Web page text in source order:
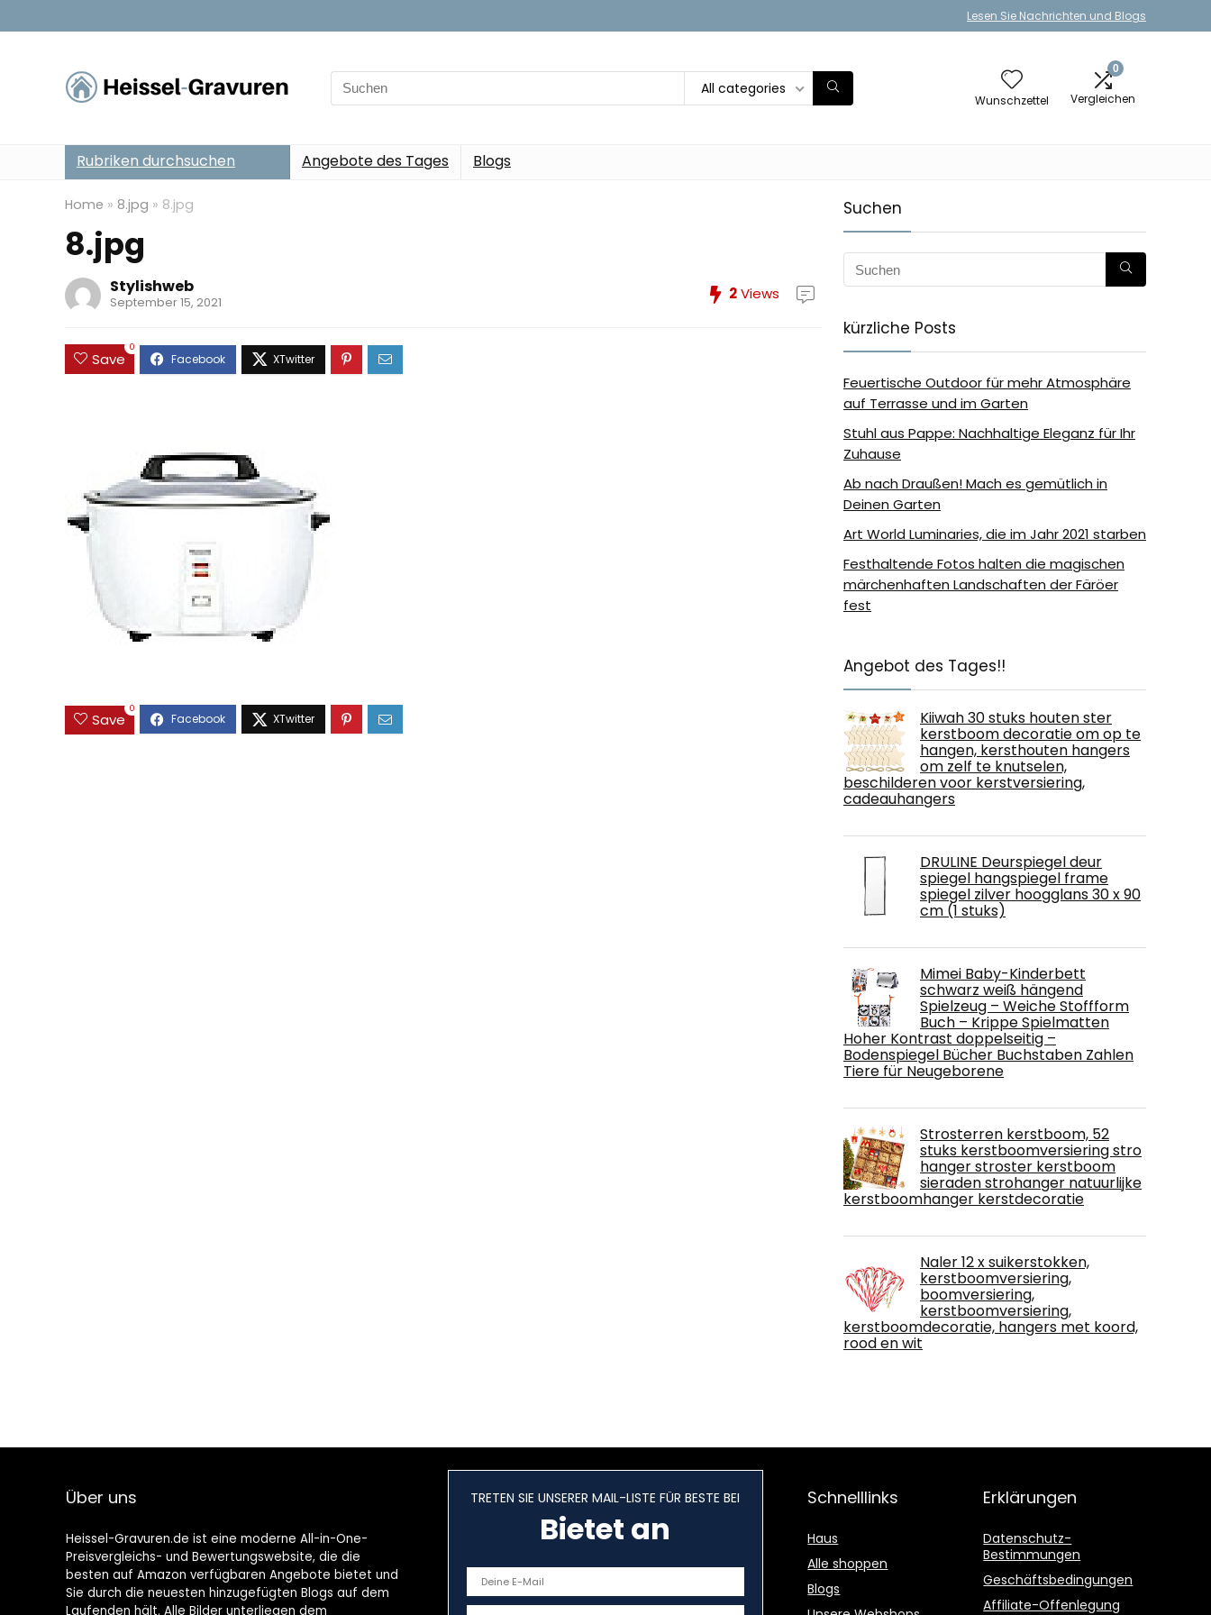
Lesen Sie Nachrichten und Blogs
Search
for:
All categories
Wunschzettel
0
Vergleichen
Rubriken durchsuchen Angebote des Tages Blogs
Home » 8.jpg » 8.jpg
8.jpg
Stylishweb
September 15, 2021 2Views
Save
0
Save
0
Suchen
kürzliche Posts
Feuertische Outdoor für mehr Atmosphäre
auf Terrasse und im Garten
Stuhl aus Pappe: Nachhaltige Eleganz für Ihr
Zuhause
Ab nach Draußen! Mach es gemütlich in
Deinen Garten
Art World Luminaries, die im Jahr 2021 starben
Festhaltende Fotos halten die magischen
märchenhaften Landschaften der Färöer
fest
Angebot des Tages!!
Kiiwah 30 stuks houten ster
kerstboom decoratie om op te
hangen, kersthouten hangers
om zelf te knutselen,
beschilderen voor kerstversiering,
cadeauhangers
DRULINE Deurspiegel deur
spiegel hangspiegel frame
spiegel zilver hoogglans 30 x 90
cm (1 stuks)
Mimei Baby-Kinderbett
schwarz weiß hängend
Spielzeug – Weiche Stoffform
Buch – Krippe Spielmatten
Hoher Kontrast doppelseitig –
Bodenspiegel Bücher Buchstaben Zahlen
Tiere für Neugeborene
Strosterren kerstboom, 52
stuks kerstboomversiering stro
hanger stroster kerstboom
sieraden strohanger natuurlijke
kerstboomhanger kerstdecoratie
Naler 12 x suikerstokken,
kerstboomversiering,
boomversiering,
kerstboomversiering,
kerstboomdecoratie, hangers met koord,
rood en wit
Über uns
Heissel-Gravuren.de ist eine moderne All-in-One-
Preisvergleichs- und Bewertungswebsite, die die
besten auf Amazon verfügbaren Angebote bietet und
Sie durch die neuesten hinzugefügten Blogs auf dem
Laufenden hält. Alle Bilder unterliegen dem
TRETEN SIE UNSERER MAIL-LISTE FÜR BESTE BEI
Bietet an
Schnelllinks
Haus
Alle shoppen
Blogs
Erklärungen
Datenschutz-
Bestimmungen
Geschäftsbedingungen
Affiliate-Offenlegung